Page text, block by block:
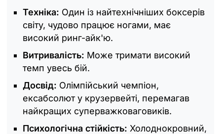
Техніка: Один із найтехнічніших боксерів
світу, чудово працює ногами, має
високий ринг-айк'ю.
Витривалість: Може тримати високий
темп увесь бій.
Досвід: Олімпійський чемпіон,
ексабсолют у крузервейті, перемагав
найкращих суперважковаговиків.
Психологічна стійкість: Холоднокровний,